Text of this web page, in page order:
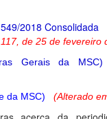
2018 Consolidada
de 25 de fevereiro
Gerais da MSC)
da MSC)
(Alterado